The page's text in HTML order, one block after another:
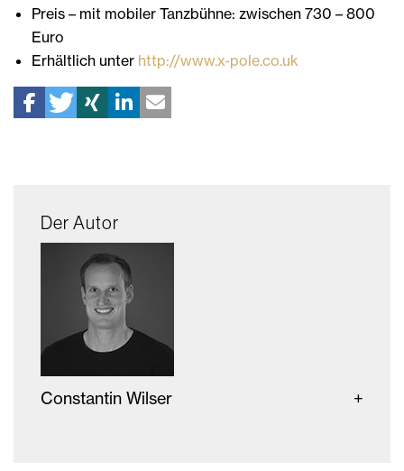
Preis – mit mobiler Tanzbühne: zwischen 730 – 800
Euro
Erhältlich unter http://www.x-pole.co.uk
Der Autor
Constantin Wilser